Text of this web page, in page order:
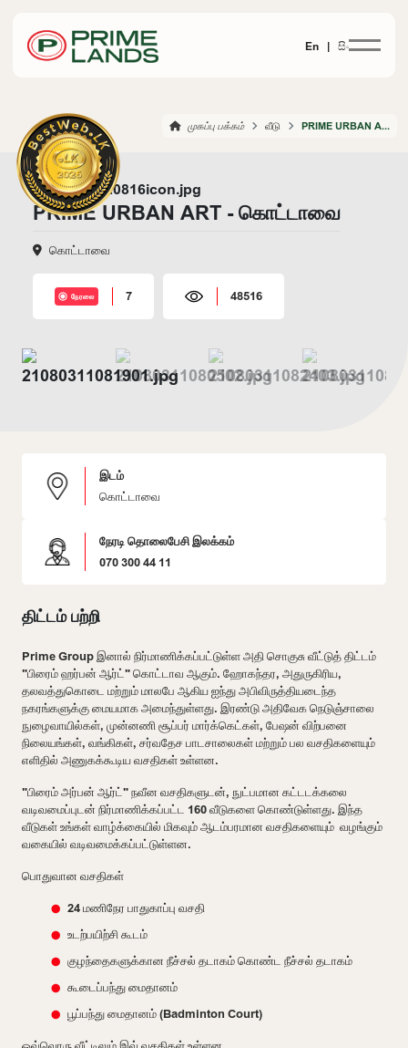
En | සිං
முகப்பு பக்கம் வீடு PRIME URBAN ART KOTTAWA
PRIME URBAN ART - கொட்டாவை
கொட்டாவை
நேரலை 7 48516
இடம்
கொட்டாவை
நேரடி தொலைபேசி இலக்கம்
070 300 44 11
திட்டம் பற்றி
Prime Group இனால் நிர்மாணிக்கப்பட்டுள்ள அதி சொகுசு வீட்டுத் திட்டம்
"பிரைம் ஹர்பன் ஆர்ட்" கொட்டாவ ஆகும். ஹோகந்தர, அதுருகிரிய,
தலவத்துகொடை மற்றும் மாலபே ஆகிய ஐந்து அபிவிருத்தியடைந்த
நகரங்களுக்கு மையமாக அமைந்துள்ளது. இரண்டு அதிவேக நெடுஞ்சாலை
நுழைவாயில்கள், முன்னணி சூப்பர் மார்க்கெட்கள், பேஷன் விற்பனை
நிலையங்கள், வங்கிகள், சர்வதேச பாடசாலைகள் மற்றும் பல வசதிகளையும்
எளிதில் அணுகக்கூடிய வசதிகள் உள்ளன.
"பிரைம் அர்பன் ஆர்ட்" நவீன வசதிகளுடன், நுட்பமான கட்டடக்கலை
வடிவமைப்புடன் நிர்மாணிக்கப்பட்ட 160 வீடுகளை கொண்டுள்ளது. இந்த
வீடுகள் உங்கள் வாழ்க்கையில் மிகவும் ஆடம்பரமான வசதிகளையும் வழங்கும்
வகையில் வடிவமைக்கப்பட்டுள்ளன.
பொதுவான வசதிகள்
24 மணிநேர பாதுகாப்பு வசதி
உடற்பயிற்சி கூடம்
குழந்தைகளுக்கான நீச்சல் தடாகம் கொண்ட நீச்சல் தடாகம்
கூடைப்பந்து மைதானம்
பூப்பந்து மைதானம் (Badminton Court)